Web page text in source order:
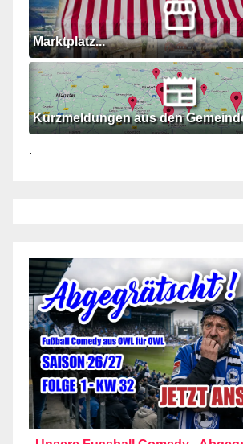
Marktplatz...
Kurzmeldungen aus den
.